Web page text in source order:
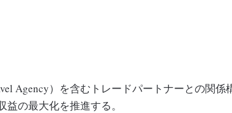
Agency）を含むトレードパートナーとの関係
の最大化を推進する。